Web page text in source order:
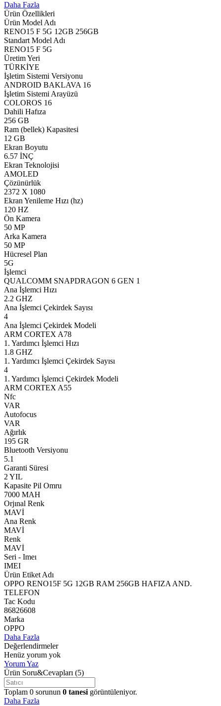
Daha Fazla
Ürün Özellikleri
Ürün Model Adı
RENO15 F 5G 12GB 256GB
Standart Model Adı
RENO15 F 5G
Üretim Yeri
TÜRKİYE
İşletim Sistemi Versiyonu
ANDROID BAKLAVA 16
İşletim Sistemi Arayüzü
COLOROS 16
Dahili Hafıza
256 GB
Ram (bellek) Kapasitesi
12 GB
Ekran Boyutu
6.57 İNÇ
Ekran Teknolojisi
AMOLED
Çözünürlük
2372 X 1080
Ekran Yenileme Hızı (hz)
120 HZ
Ön Kamera
50 MP
Arka Kamera
50 MP
Hücresel Plan
5G
İşlemci
QUALCOMM SNAPDRAGON 6 GEN 1
Ana İşlemci Hızı
2.2 GHZ
Ana İşlemci Çekirdek Sayısı
4
Ana İşlemci Çekirdek Modeli
ARM CORTEX A78
1. Yardımcı İşlemci Hızı
1.8 GHZ
1. Yardımcı İşlemci Çekirdek Sayısı
4
1. Yardımcı İşlemci Çekirdek Modeli
ARM CORTEX A55
Nfc
VAR
Autofocus
VAR
Ağırlık
195 GR
Bluetooth Versiyonu
5.1
Garanti Süresi
2 YIL
Kapasite Pil Omru
7000 MAH
Orjınal Renk
MAVİ
Ana Renk
MAVİ
Renk
MAVİ
Seri - Imeı
IMEI
Ürün Etiket Adı
OPPO RENO15F 5G 12GB RAM 256GB HAFIZA AND.
TELEFON
Tac Kodu
86826608
Marka
OPPO
Daha Fazla
Değerlendirmeler
Henüz yorum yok
Yorum Yaz
Ürün Soru&Cevapları (5)
Toplam 0 sorunun 0 tanesi görüntüleniyor.
Daha Fazla